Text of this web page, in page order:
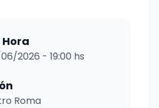
Hora
2026 - 19:00 hs
Roma